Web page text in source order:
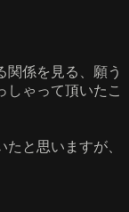
関係を見る、願う
しゃって頂いたこ
と思いますが、